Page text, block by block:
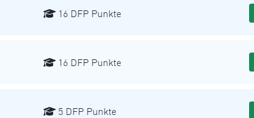
16 DFP Punkte
16 DFP Punkte
5 DFP Punkte